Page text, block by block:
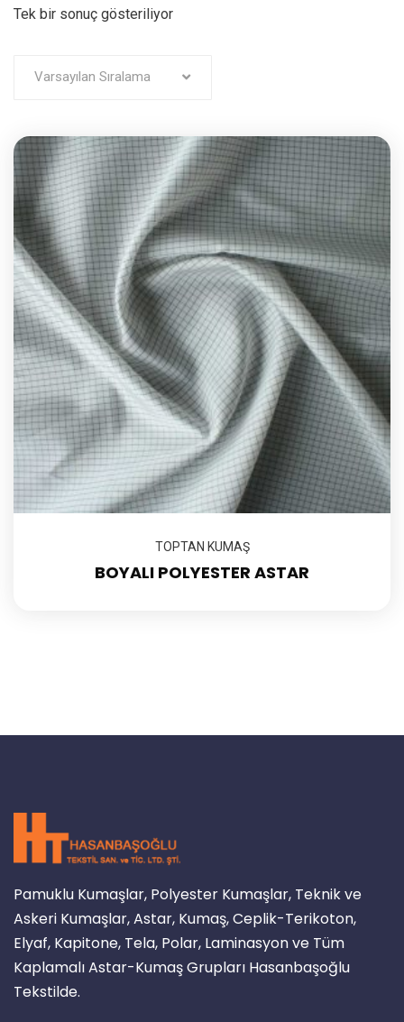
Tek bir sonuç gösteriliyor
Varsayılan Sıralama
TOPTAN KUMAŞ
BOYALI POLYESTER ASTAR
Pamuklu Kumaşlar, Polyester Kumaşlar, Teknik ve
Askeri Kumaşlar, Astar, Kumaş, Ceplik-Terikoton,
Elyaf, Kapitone, Tela, Polar, Laminasyon ve Tüm
Kaplamalı Astar-Kumaş Grupları Hasanbaşoğlu
Tekstilde.